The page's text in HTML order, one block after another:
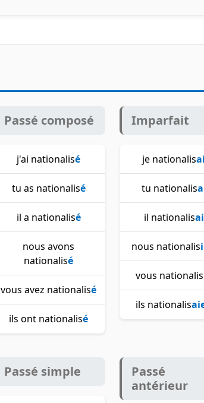
Passé composé
j'ai nationalisé
tu as nationalisé
il a nationalisé
nous avons
nationalisé
vous avez nationalisé
ils ont nationalisé
Imparfait
je nationalis
tu nationalis
il nationalis
nous nationalis
vous nationalis
ils nationalis
Passé simple
Passé
antérieur